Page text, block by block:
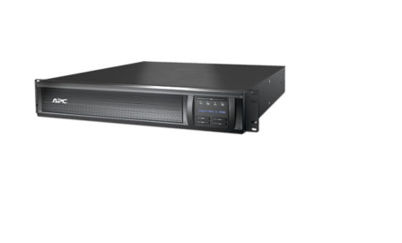
APC-
SMX1500RMI2U